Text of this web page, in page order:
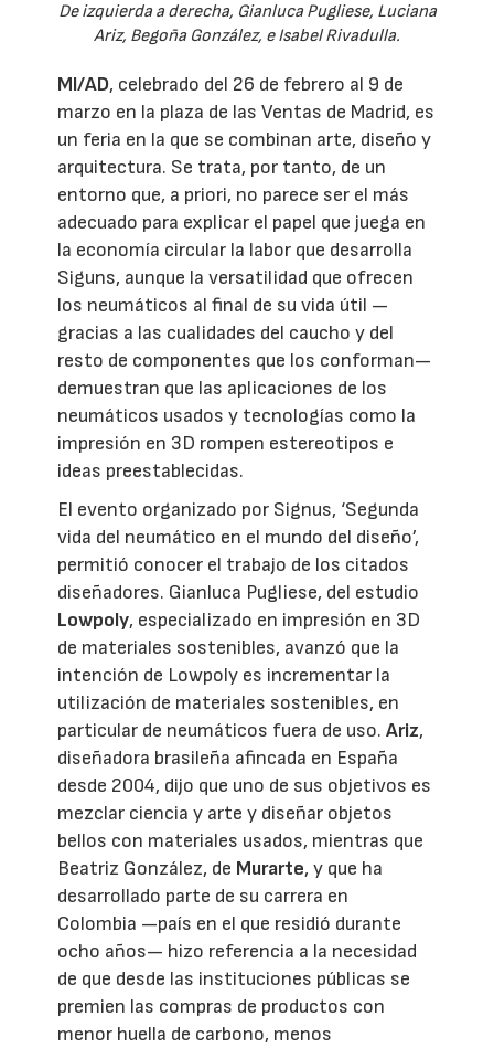
De izquierda a derecha, Gianluca Pugliese, Luciana
Ariz, Begoña González, e Isabel Rivadulla.
MI/AD, celebrado del 26 de febrero al 9 de
marzo en la plaza de las Ventas de Madrid, es
un feria en la que se combinan arte, diseño y
arquitectura. Se trata, por tanto, de un
entorno que, a priori, no parece ser el más
adecuado para explicar el papel que juega en
la economía circular la labor que desarrolla
Siguns, aunque la versatilidad que ofrecen
los neumáticos al final de su vida útil —
gracias a las cualidades del caucho y del
resto de componentes que los conforman—
demuestran que las aplicaciones de los
neumáticos usados y tecnologías como la
impresión en 3D rompen estereotipos e
ideas preestablecidas.
El evento organizado por Signus, ‘Segunda
vida del neumático en el mundo del diseño’,
permitió conocer el trabajo de los citados
diseñadores. Gianluca Pugliese, del estudio
Lowpoly, especializado en impresión en 3D
de materiales sostenibles, avanzó que la
intención de Lowpoly es incrementar la
utilización de materiales sostenibles, en
particular de neumáticos fuera de uso.Ariz,
diseñadora brasileña afincada en España
desde 2004, dijo que uno de sus objetivos es
mezclar ciencia y arte y diseñar objetos
bellos con materiales usados, mientras que
Beatriz González, de Murarte, y que ha
desarrollado parte de su carrera en
Colombia —país en el que residió durante
ocho años— hizo referencia a la necesidad
de que desde las instituciones públicas se
premien las compras de productos con
menor huella de carbono, menos